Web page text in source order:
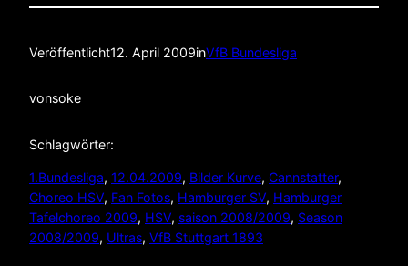
Veröffentlicht12. April 2009inVfB Bundesliga
vonsoke
Schlagwörter:
1.Bundesliga, 12.04.2009, Bilder Kurve, Cannstatter
Choreo HSV, Fan Fotos, Hamburger SV, Hamburger
Tafelchoreo 2009, HSV, saison 2008/2009, Season
2008/2009, Ultras, VfB Stuttgart 1893